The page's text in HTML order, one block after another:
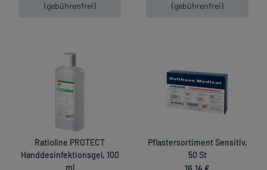
(gebührenfrei)
(gebührenfrei)
Ratioline PROTECT
Handdesinfektionsgel, 100
ml
Pflastersortiment Sensitiv,
50 St